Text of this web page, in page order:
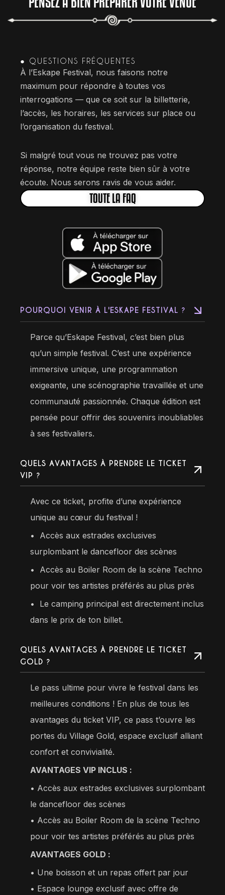
● QUESTIONS FRÉQUENTES
À l’Eskape Festival, nous faisons notre
maximum pour répondre à toutes vos
interrogations — que ce soit sur la billetterie,
l’accès, les horaires, les services sur place ou
l’organisation du festival.
Si malgré tout vous ne trouvez pas votre
réponse, notre équipe reste bien sûr à votre
écoute. Nous serons ravis de vous aider.
TOUTE LA FAQ
POURQUOI VENIR À L'ESKAPE FESTIVAL ?
Parce qu’Eskape Festival, c’est bien plus
qu’un simple festival. C’est une expérience
immersive unique, une programmation
exigeante, une scénographie travaillée et une
communauté passionnée. Chaque édition est
pensée pour offrir des souvenirs inoubliables
à ses festivaliers.
QUELS AVANTAGES À PRENDRE LE TICKET
VIP ?
Avec ce ticket, profite d’une expérience
unique au cœur du festival !
• Accès aux estrades exclusives
surplombant le dancefloor des scènes
•⁠ ⁠Accès au Boiler Room de la scène Techno
pour voir tes artistes préférés au plus près
•⁠
Le camping principal est directement inclus
dans le prix de ton billet.
QUELS AVANTAGES À PRENDRE LE TICKET
GOLD ?
Le pass ultime pour vivre le festival dans les
meilleures conditions ! En plus de tous les
avantages du ticket VIP, ce pass t’ouvre les
portes du Village Gold, espace exclusif alliant
confort et convivialité.
AVANTAGES VIP INCLUS :
• Accès aux estrades exclusives surplombant
le dancefloor des scènes
•⁠ ⁠Accès au Boiler Room de la scène Techno
pour voir tes artistes préférés au plus près
AVANTAGES GOLD :
• Une boisson et un repas offert par jour
•⁠ ⁠Espace lounge exclusif avec offre de